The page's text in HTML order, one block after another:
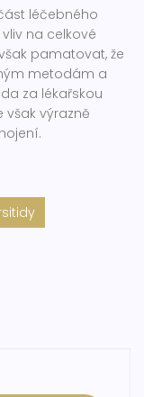
léčebného
na celkové
pamatovat, že
metodám a
za lékařskou
však výrazně